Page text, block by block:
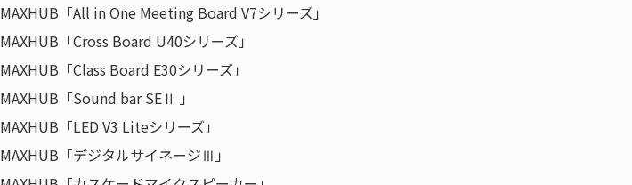
MAXHUB「All in One Meeting Board V7シリーズ」
MAXHUB「Cross Board U40シリーズ」
MAXHUB「Class Board E30シリーズ」
MAXHUB「Sound bar SEⅡ 」
MAXHUB「LED V3 Liteシリーズ」
MAXHUB「デジタルサイネージⅢ」